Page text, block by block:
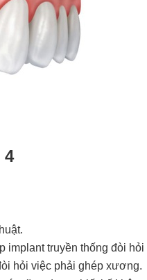
4
implant truyền thống đòi
hỏi việc phải ghép xương.